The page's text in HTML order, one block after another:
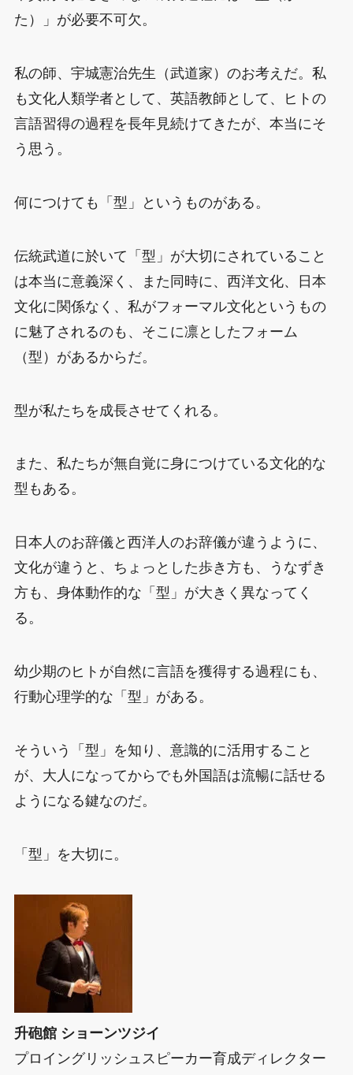
た）」が必要不可欠。
私の師、宇城憲治先生（武道家）のお考えだ。私
も文化人類学者として、英語教師として、ヒトの
言語習得の過程を長年見続けてきたが、本当にそ
う思う。
何につけても「型」というものがある。
伝統武道に於いて「型」が大切にされていること
は本当に意義深く、また同時に、西洋文化、日本
文化に関係なく、私がフォーマル文化というもの
に魅了されるのも、そこに凛としたフォーム
（型）があるからだ。
型が私たちを成長させてくれる。
また、私たちが無自覚に身につけている文化的な
型もある。
日本人のお辞儀と西洋人のお辞儀が違うように、
文化が違うと、ちょっとした歩き方も、うなずき
方も、身体動作的な「型」が大きく異なってく
る。
幼少期のヒトが自然に言語を獲得する過程にも、
行動心理学的な「型」がある。
そういう「型」を知り、意識的に活用すること
が、大人になってからでも外国語は流暢に話せる
ようになる鍵なのだ。
「型」を大切に。
升砲館 ショーンツジイ
プロイングリッシュスピーカー育成ディレクター